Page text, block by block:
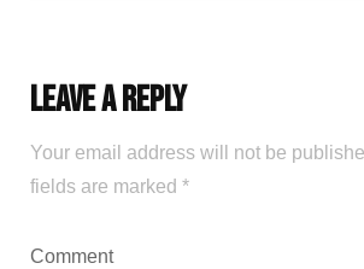
Leave a Reply
Your email address will not be
fields are marked *
Comment